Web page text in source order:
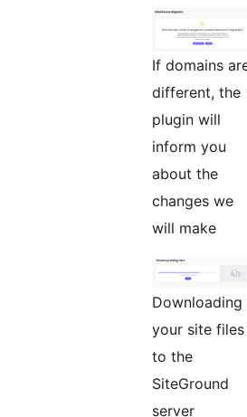
If domains
different, the
plugin will
inform you
about the
changes we
will make
Downloading
your site files
to the
SiteGround
server